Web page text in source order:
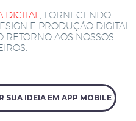
DIGITAL
, FORNECENDO
E PRODUÇÃO DIGITAL
AOS NOSSOS
SUA IDEIA EM APP MOBILE